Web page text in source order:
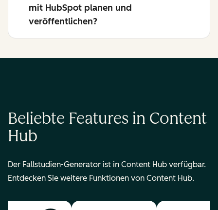
mit HubSpot planen und
veröffentlichen?
Beliebte Features in Content
Hub
Der Fallstudien-Generator ist in Content Hub verfügbar.
Entdecken Sie weitere Funktionen von Content Hub.